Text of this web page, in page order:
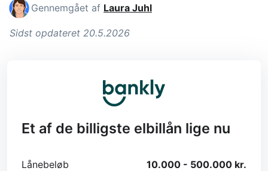
Gennemgået af Laura Juhl
Sidst opdateret 20.5.2026
Et af de billigste elbillån lige nu
Lånebeløb 10.000 - 500.000 kr.